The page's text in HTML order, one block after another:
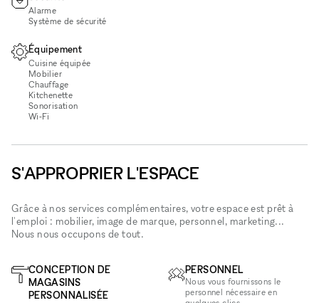
Alarme
Système de sécurité
Équipement
Cuisine équipée
Mobilier
Chauffage
Kitchenette
Sonorisation
Wi‑Fi
S'APPROPRIER L'ESPACE
Grâce à nos services complémentaires, votre espace est prêt à
l'emploi : mobilier, image de marque, personnel, marketing...
Nous nous occupons de tout.
CONCEPTION DE
MAGASINS
PERSONNALISÉE
PERSONNEL
Nous vous fournissons le
personnel nécessaire en